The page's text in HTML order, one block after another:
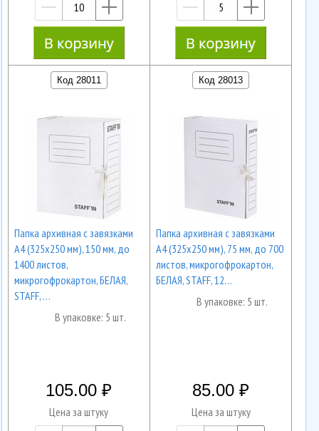
— —
Код 28011
Папка архивная с завязками
А4 (325х250 мм), 150 мм, до
1400 листов,
микрогофрокартон, БЕЛАЯ,
STAFF, …
В упаковке: 5 шт.
105.00
Цена за штуку
Код 28013
Папка архивная с завязками
А4 (325х250 мм), 75 мм, до 700
листов, микрогофрокартон,
БЕЛАЯ, STAFF, 12…
В упаковке: 5 шт.
85.00
Цена за штуку